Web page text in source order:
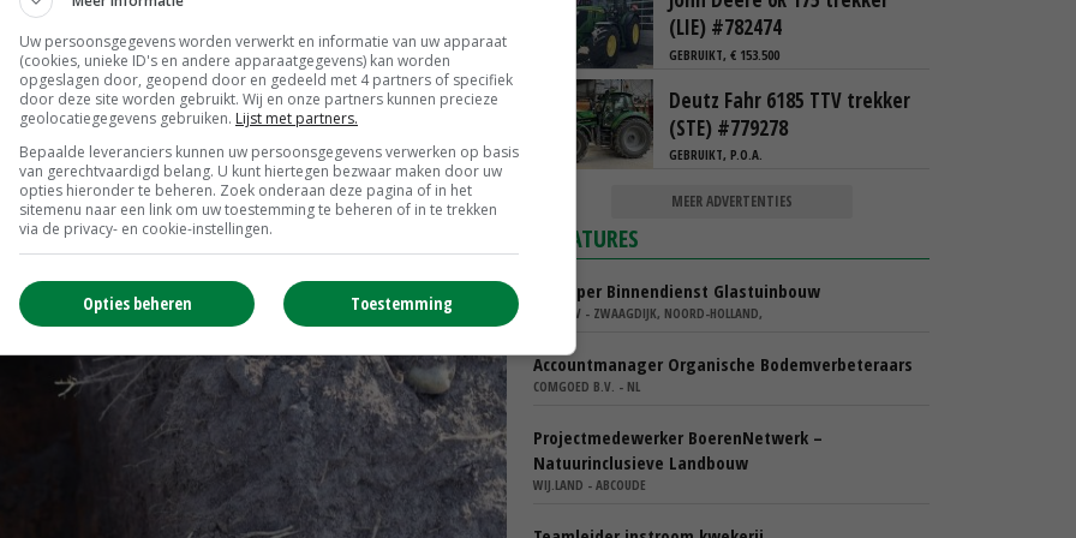
kiezen voor het betreffende perceel. Als
(LIE) #782474
GEBRUIKT, € 153.500
Deutz Fahr 6185 TTV trekker
(STE) #779278
GEBRUIKT, P.O.A.
MEER ADVERTENTIES
VACATURES
Verkoper Binnendienst Glastuinbouw
KARO BV - ZWAAGDIJK, NOORD-HOLLAND,
Accountmanager Organische Bodemverbeteraars
COMGOED B.V. - NL
Projectmedewerker BoerenNetwerk –
Natuurinclusieve Landbouw
WIJ.LAND - ABCOUDE
Uw persoonsgegevens worden verwerkt en informatie van uw apparaat
(cookies, unieke ID's en andere apparaatgegevens) kan worden
opgeslagen door, geopend door en gedeeld met 4 partners of specifiek
door deze site worden gebruikt. Wij en onze partners kunnen precieze
geolocatiegegevens gebruiken. Lijst met partners.
Bepaalde leveranciers kunnen uw persoonsgegevens verwerken op basis
van gerechtvaardigd belang. U kunt hiertegen bezwaar maken door uw
opties hieronder te beheren. Zoek onderaan deze pagina of in het
sitemenu naar een link om uw toestemming te beheren of in te trekken
via de privacy- en cookie-instellingen.
Toestemming
Opties beheren